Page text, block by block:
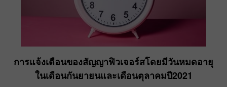
การแจ้งเตือนของสัญญาฟิวเจอร์สโดยมีวันหมดอายุ
ในเดือนกันยายนและเดือนตุลาคมปี2021